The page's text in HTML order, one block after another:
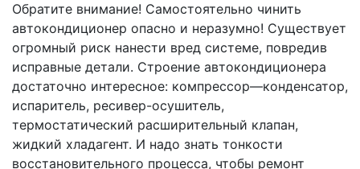
Обратите внимание! Самостоятельно чинить
автокондиционер опасно и неразумно! Существует
огромный риск нанести вред системе, повредив
исправные детали. Строение автокондиционера
достаточно интересное: компрессор—конденсатор,
испаритель, ресивер-осушитель,
термостатический расширительный клапан,
жидкий хладагент. И надо знать тонкости
восстановительного процесса, чтобы ремонт